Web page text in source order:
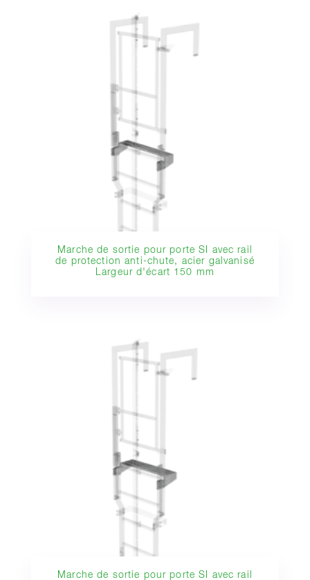
Marche de sortie pour porte SI avec rail
de protection anti-chute, acier galvanisé
Largeur d'écart 150 mm
Marche de sortie pour porte SI avec rail